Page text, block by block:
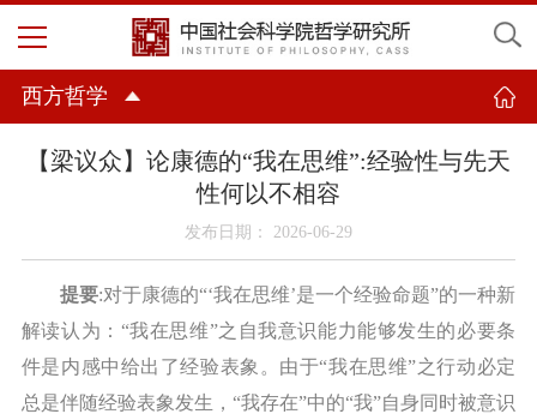
西方哲学
【梁议众】论康德的“我在思维”:经验性与先天
性何以不相容
发布日期： 2026-06-29
提要:对于康德的“‘我在思维’是一个经验命题”的一种新
解读认为：“我在思维”之自我意识能力能够发生的必要条
件是内感中给出了经验表象。由于“我在思维”之行动必定
总是伴随经验表象发生，“我存在”中的“我”自身同时被意识